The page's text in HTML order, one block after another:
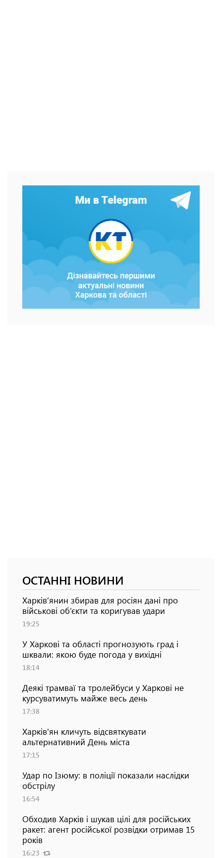
ОСТАННІ НОВИНИ
Харків’янин збирав для росіян дані про
військові об’єкти та коригував удари
19:25
У Харкові та області прогнозують град і
шквали: якою буде погода у вихідні
18:14
Деякі трамваї та тролейбуси у Харкові не
курсуватимуть майже весь день
17:38
Харків'ян кличуть відсвяткувати
альтернативний День міста
17:15
Удар по Ізюму: в поліції показали наслідки
обстрілу
16:54
Обходив Харків і шукав цілі для російських
ракет: агент російської розвідки отримав 15
років
16:23